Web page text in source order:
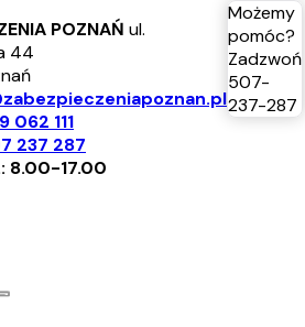
POZNAŃ ul.
44
062 111
237 287
8.00-17.00
Możemy
pomóc?
Zadzwoń
507-
237-287